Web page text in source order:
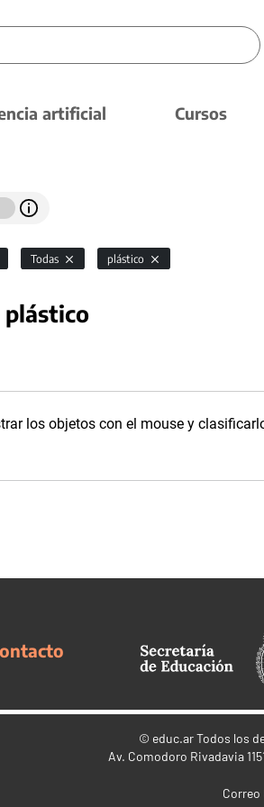
artificial Cursos
Todas plástico
los objetos con el mouse y
© educ.arTodos los
Av. Comodoro Rivadavia